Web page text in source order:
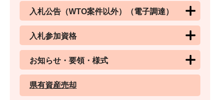
入札公告（WTO案件以外）（電子調達）
入札参加資格
お知らせ・要領・様式
県有資産売却